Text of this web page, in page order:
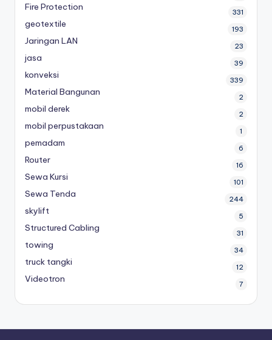
Fire Protection 331
geotextile 193
Jaringan LAN 23
jasa 39
konveksi 339
Material Bangunan 2
mobil derek 2
mobil perpustakaan 1
pemadam 6
Router 16
Sewa Kursi 101
Sewa Tenda 244
skylift 5
Structured Cabling 31
towing 34
truck tangki 12
Videotron 7